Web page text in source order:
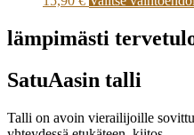
lämpimästi
SatuAasin talli
Talli on avoin vierailijoille